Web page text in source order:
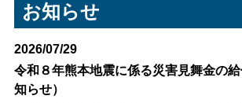
お知らせ
2026/07/29
令和８年熊本地震に係る災害見舞金の
知らせ）